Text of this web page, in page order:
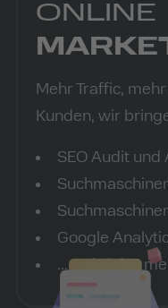
ONLINE
Mehr Traffic,
Kunden, wir
SEO Audit und
Google
...und vieles